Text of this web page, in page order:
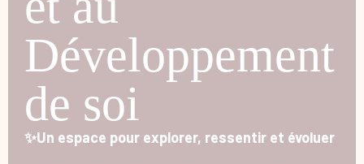
Développement
de soi
✨Un espace pour explorer, ressentir et évoluer